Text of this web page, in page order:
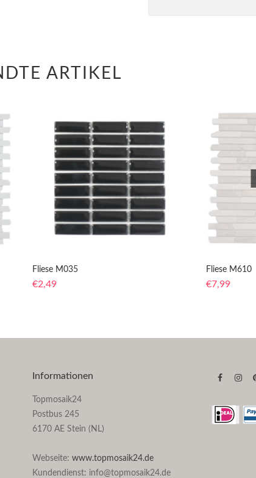
ARTIKEL
Fliese M035
€2,49
Fliese M610
€7,99
Informationen
Topmosaik24
Postbus 245
6170 AE Stein (NL)
Webseite: www.topmosaik24.de
Kundendienst: info@topmosaik24.de